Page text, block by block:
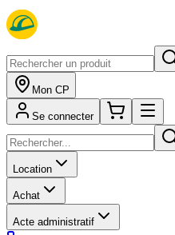
Mon CP
Se connecter
Location
Achat
Acte administratif